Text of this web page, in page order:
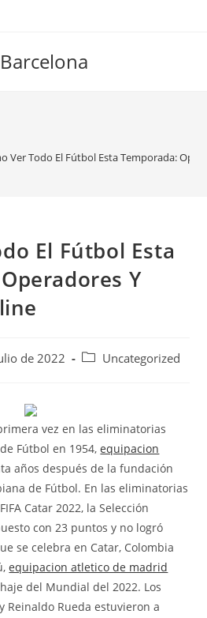
Ver Todo El Fútbol Esta Temporada:
El Fútbol Esta
Y
de 2022
Categoría
Uncategorized
vez en las eliminatorias
Fútbol en 1954,equipacion
años después de la fundación
de Fútbol. En las eliminatorias
Catar 2022, la Selección
con 23 puntos y no logró
se celebra en Catar, Colombia
equipacion atletico de madrid
del Mundial del 2022. Los
Reinaldo Rueda estuvieron a